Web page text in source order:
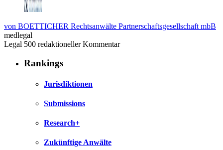
von BOETTICHER Rechtsanwälte Partnerschaftsgesellschaft mbB
medlegal
Legal 500 redaktioneller Kommentar
Rankings
Jurisdiktionen
Submissions
Research+
Zukünftige Anwälte